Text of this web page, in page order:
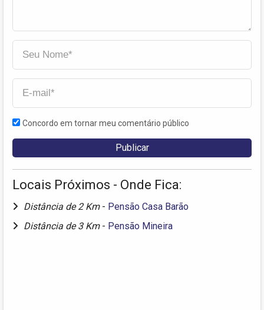
Concordo em tornar meu comentário público
Locais Próximos - Onde Fica:
Distância de 2 Km - Pensão Casa Barão
Distância de 3 Km - Pensão Mineira